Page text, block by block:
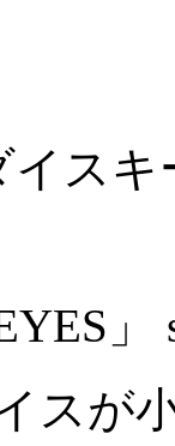
イス
」
スが